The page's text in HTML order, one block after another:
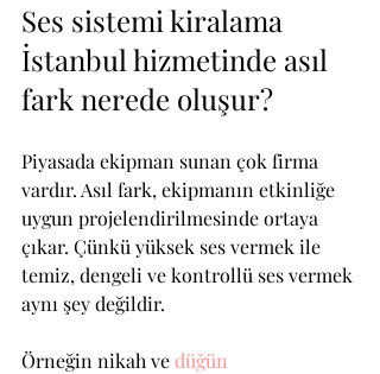
Ses sistemi kiralama
İstanbul hizmetinde asıl
fark nerede oluşur?
Piyasada ekipman sunan çok firma
vardır. Asıl fark, ekipmanın etkinliğe
uygun projelendirilmesinde ortaya
çıkar. Çünkü yüksek ses vermek ile
temiz, dengeli ve kontrollü ses vermek
aynı şey değildir.
Örneğin nikah ve düğün